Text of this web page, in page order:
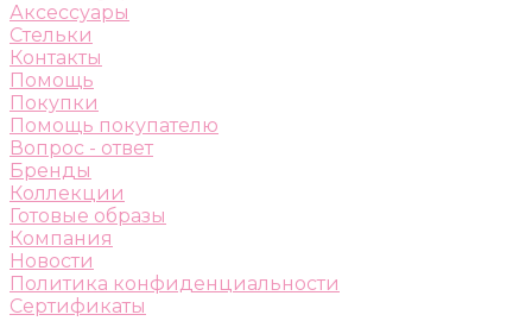
Аксессуары
Стельки
Контакты
Помощь
Покупки
Помощь покупателю
Вопрос - ответ
Бренды
Коллекции
Готовые образы
Компания
Новости
Политика конфиденциальности
Сертификаты